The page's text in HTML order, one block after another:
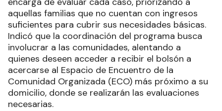
aquellas familias que no cuentan con ingresos
suficientes para cubrir sus necesidades básicas.
Indicó que la coordinación del programa busca
involucrar a las comunidades, alentando a
quienes deseen acceder a recibir el bolsón a
acercarse al Espacio de Encuentro de la
Comunidad Organizada (ECO) más próximo a su
domicilio, donde se realizarán las evaluaciones
necesarias.